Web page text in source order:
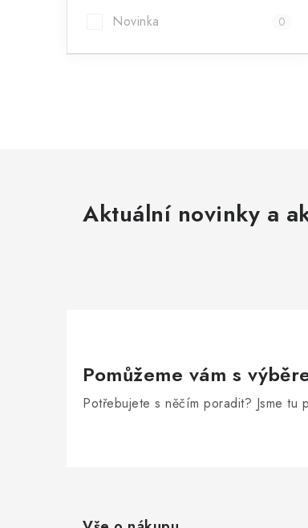
Novinka 0
Aktuální novinky a
Pomůžeme vám s
Potřebujete s něčím poradit? Jsme tu